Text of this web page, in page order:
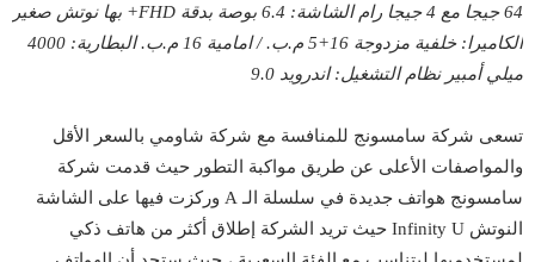
64 جيجا مع 4 جيجا رام
الشاشة: 6.4 بوصة بدقة FHD+ بها نوتش صغير
الكاميرا: خلفية مزدوجة 16+5 م.ب. / امامية 16 م.ب.
البطارية: 4000
ميلي أمبير نظام التشغيل: اندرويد 9.0
تسعى شركة سامسونج للمنافسة مع شركة شاومي بالسعر الأقل
والمواصفات الأعلى عن طريق مواكبة التطور حيث قدمت شركة
سامسونج هواتف جديدة في سلسلة الـ A وركزت فيها على الشاشة
النوتش Infinity U حيث تريد الشركة إطلاق أكثر من هاتف ذكي